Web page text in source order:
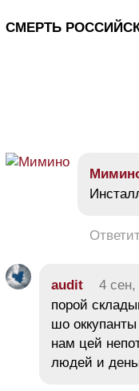
СМЕРТЬ
audit 4 сен,
порой
шо
нам цей
людей и